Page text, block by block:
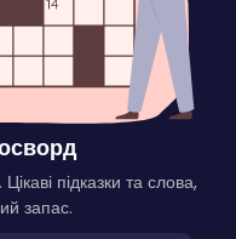
підказки та слова,
запас.